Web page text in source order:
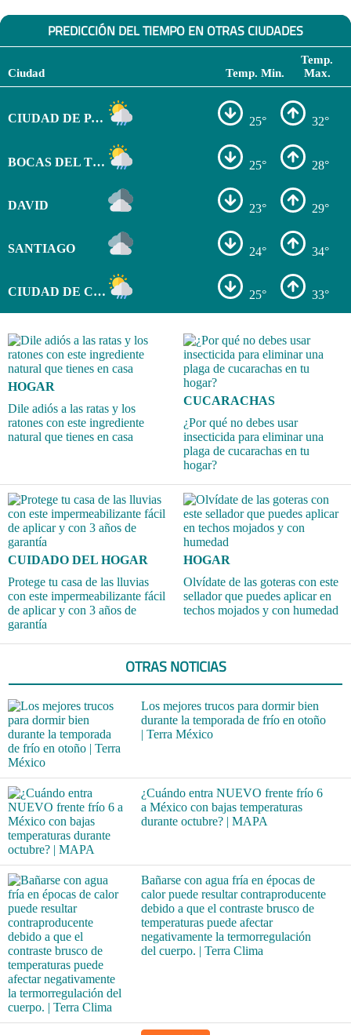
PREDICCIÓN DEL TIEMPO EN OTRAS CIUDADES
Ciudad Temp. Min.
Temp.
Max.
CIUDAD DE PANAMÁ 25° 32°
BOCAS DEL TORO 25° 28°
DAVID 23° 29°
SANTIAGO 24° 34°
CIUDAD DE COLÓN 25° 33°
HOGAR
Dile adiós a las ratas y los
ratones con este ingrediente
natural que tienes en casa
CUCARACHAS
¿Por qué no debes usar
insecticida para eliminar una
plaga de cucarachas en tu
hogar?
CUIDADO DEL HOGAR
Protege tu casa de las lluvias
con este impermeabilizante fácil
de aplicar y con 3 años de
garantía
HOGAR
Olvídate de las goteras con este
sellador que puedes aplicar en
techos mojados y con humedad
OTRAS NOTICIAS
Los mejores trucos para dormir bien
durante la temporada de frío en otoño
| Terra México
¿Cuándo entra NUEVO frente frío 6
a México con bajas temperaturas
durante octubre? | MAPA
Bañarse con agua fría en épocas de
calor puede resultar contraproducente
debido a que el contraste brusco de
temperaturas puede afectar
negativamente la termorregulación
del cuerpo. | Terra Clima